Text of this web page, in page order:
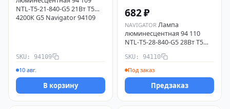
NTL-T5-21-840-G5 21Вт T5
4200К G5 Navigator 94109
SKU: 94109
10 авг.
В корзину
682 ₽
NAVIGATOR Лампа
люминесцентная 94 110
NTL-T5-28-840-G5 28Вт T5
SKU: 94110
Под заказ
Предзаказ